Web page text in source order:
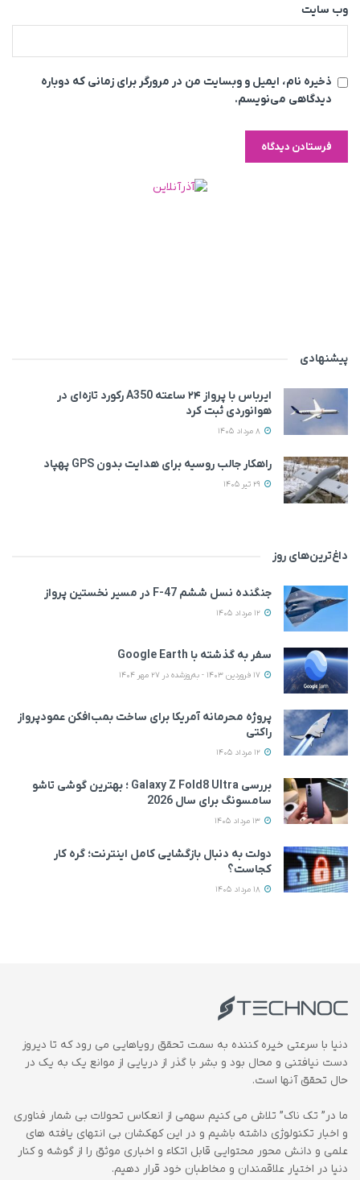
وب‌ سایت
ذخیره نام، ایمیل و وبسایت من در مرورگر برای زمانی که دوباره
دیدگاهی می‌نویسم.
پیشنهادی
ایرباس با پرواز ۲۴ ساعته A350 رکورد تازه‌ای در
هوانوردی ثبت کرد
راهکار جالب روسیه برای هدایت بدون GPS پهپاد
داغ‌ترین‌های روز
جنگنده نسل ششم F-47 در مسیر نخستین پرواز
سفر به گذشته با Google Earth
پروژه محرمانه آمریکا برای ساخت بمب‌افکن عمودپرواز
راکتی
بررسی Galaxy Z Fold8 Ultra ؛ بهترین گوشی تاشو
سامسونگ برای سال 2026
دولت به دنبال بازگشایی کامل اینترنت؛ گره کار
کجاست؟
دنیا با سرعتی خیره کننده به سمت تحقق رویاهایی می رود که تا دیروز
دست نیافتنی و محال بود و بشر با گذر از دریایی از موانع یک به یک در
حال تحقق آنها است.
ما در” تک ناک” تلاش می کنیم سهمی از انعکاس تحولات بی شمار فناوری
و اخبار تکنولوژی داشته باشیم و در این کهکشان بی انتهای یافته های
علمی و دانش محور محتوایی قابل اتکاء و اخباری موثق را از گوشه و کنار
دنیا در اختیار علاقمندان و مخاطبان خود قرار دهیم.